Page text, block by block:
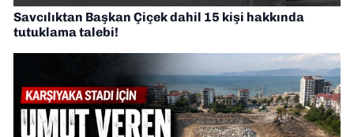
Savcılıktan Başkan Çiçek dahil 15 kişi hakkında
tutuklama talebi!